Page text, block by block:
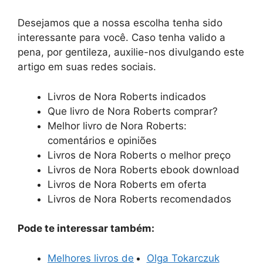
Desejamos que a nossa escolha tenha sido
interessante para você. Caso tenha valido a
pena, por gentileza, auxilie-nos divulgando este
artigo em suas redes sociais.
Livros de Nora Roberts indicados
Que livro de Nora Roberts comprar?
Melhor livro de Nora Roberts:
comentários e opiniões
Livros de Nora Roberts o melhor preço
Livros de Nora Roberts ebook download
Livros de Nora Roberts em oferta
Livros de Nora Roberts recomendados
Pode te interessar também:
Melhores livros de
Olga Tokarczuk